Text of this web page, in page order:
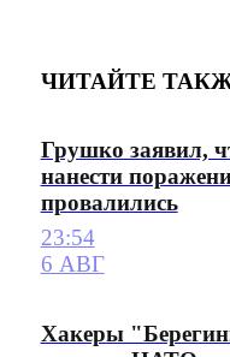
ЧИТАЙТЕ
Грушко заявил,
нанести
провалились
23:54
6 АВГ
Хакеры